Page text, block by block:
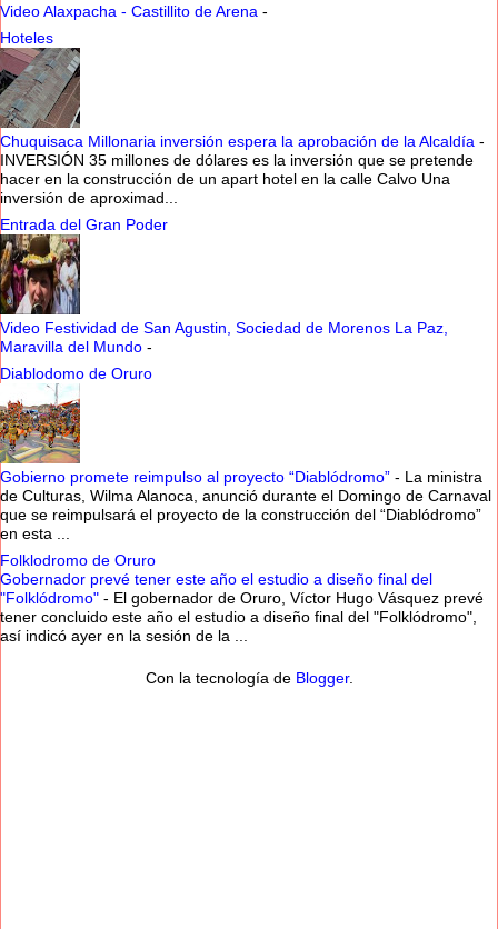
Video Alaxpacha - Castillito de Arena -
Hoteles
Chuquisaca Millonaria inversión espera la aprobación de la Alcaldía -
INVERSIÓN 35 millones de dólares es la inversión que se pretende
hacer en la construcción de un apart hotel en la calle Calvo Una
inversión de aproximad...
Entrada del Gran Poder
Video Festividad de San Agustin, Sociedad de Morenos La Paz,
Maravilla del Mundo -
Diablodomo de Oruro
Gobierno promete reimpulso al proyecto “Diablódromo” - La ministra
de Culturas, Wilma Alanoca, anunció durante el Domingo de Carnaval
que se reimpulsará el proyecto de la construcción del “Diablódromo”
en esta ...
Folklodromo de Oruro
Gobernador prevé tener este año el estudio a diseño final del
"Folklódromo" - El gobernador de Oruro, Víctor Hugo Vásquez prevé
tener concluido este año el estudio a diseño final del "Folklódromo",
así indicó ayer en la sesión de la ...
Con la tecnología de Blogger.